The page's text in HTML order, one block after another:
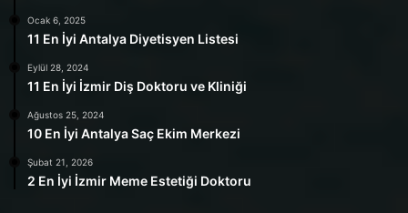
Ocak 6, 2025
11 En İyi Antalya Diyetisyen Listesi
Eylül 28, 2024
11 En İyi İzmir Diş Doktoru ve Kliniği
Ağustos 25, 2024
10 En İyi Antalya Saç Ekim Merkezi
Şubat 21, 2026
2 En İyi İzmir Meme Estetiği Doktoru